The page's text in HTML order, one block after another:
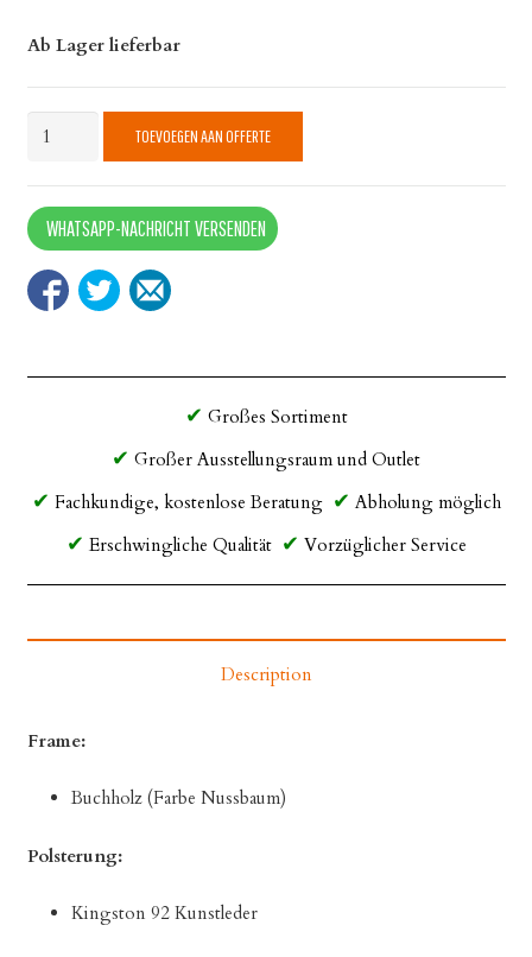
Ab Lager lieferbar
Bank
quantity
TOEVOEGEN AAN OFFERTE
WHATSAPP-NACHRICHT VERSENDEN
Großes Sortiment
Großer Ausstellungsraum und Outlet
Fachkundige, kostenlose Beratung
Abholung möglich
Erschwingliche Qualität
Vorzüglicher Service
Description
Frame:
Buchholz (Farbe Nussbaum)
Polsterung:
Kingston 92 Kunstleder